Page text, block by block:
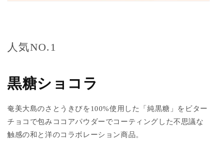
人気NO.1
黒糖ショコラ
奄美大島のさとうきびを100%使用した「純黒糖」をビター
チョコで包みココアパウダーでコーティングした不思議な
触感の和と洋のコラボレーション商品。